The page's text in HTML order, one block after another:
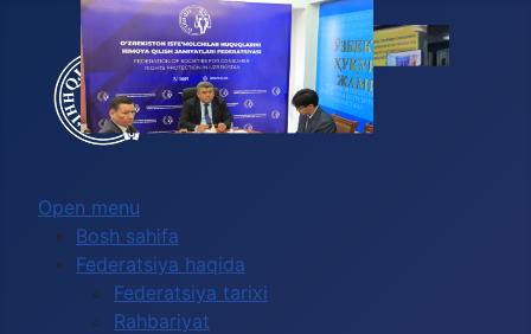
Выберите язык
Open menu
Bosh sahifa
Federatsiya haqida
Federatsiya tarixi
Rahbariyat
2027-yilda Global Congress O‘zbekistonda
o‘tkazilishi kutilmoqda